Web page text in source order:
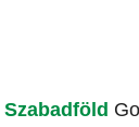
Szabadföld